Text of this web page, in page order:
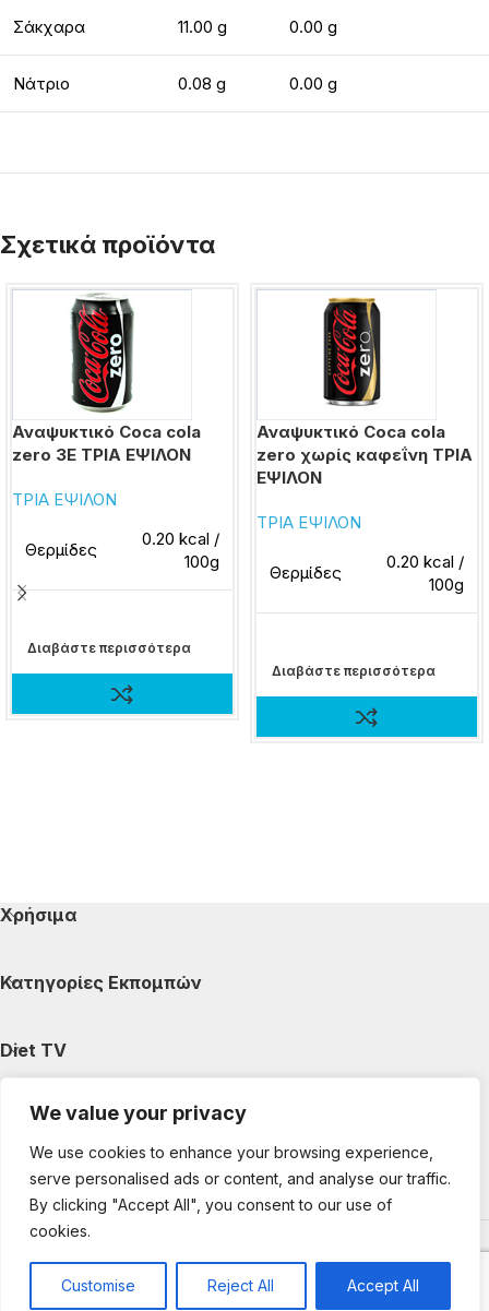
We value your privacy
We use cookies to enhance your browsing experience,
serve personalised ads or content, and analyse our traffic.
By clicking "Accept All", you consent to our use of
cookies.
Customise Reject All Accept All
Σάκχαρα 11.00 g 0.00 g
Νάτριο 0.08 g 0.00 g
Σχετικά προϊόντα
Αναψυκτικό Coca cola
zero 3E ΤΡΙΑ ΕΨΙΛΟΝ
ΤΡΙΑ ΕΨΙΛΟΝ
Θερμίδες
0.20 kcal /
100g
Διαβάστε περισσότερα
Αναψυκτικό Coca cola
zero χωρίς καφεΐνη ΤΡΙΑ
ΕΨΙΛΟΝ
ΤΡΙΑ ΕΨΙΛΟΝ
Θερμίδες
0.20 kcal /
100g
Διαβάστε περισσότερα
Χρήσιμα
Κατηγορίες Εκπομπών
Diet TV
Κατηγορίες Άρθρων
Ακολουθήστε μας
Copyright © 2025 DietTV. All Rights Reserved.
development by web-idea.gr